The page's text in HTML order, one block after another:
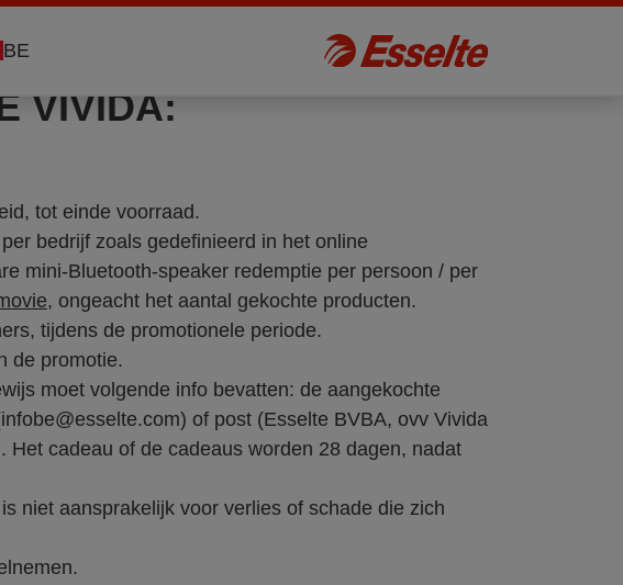
BE
VIVIDA:
tot einde voorraad.
bedrijf zoals gedefinieerd in het online
mini-Bluetooth-speaker redemptie per persoon / per
, ongeacht het aantal gekochte producten.
tijdens de promotionele periode.
de promotie.
moet volgende info bevatten: de aangekochte
of post (Esselte BVBA, ovv Vivida
cadeau of de cadeaus worden 28 dagen, nadat
niet aansprakelijk voor verlies of schade die zich